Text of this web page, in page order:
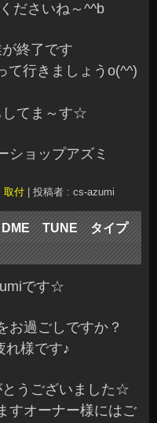
ださいね～^^b
終了です
て行きましょうo(^^)
してま～す☆
ョップアズミ
取付 投稿者 : cs-azumi
TUNE タイプ
です☆
お過ごしですか？
れ様です♪
とうございました☆
すオーナー様にはご